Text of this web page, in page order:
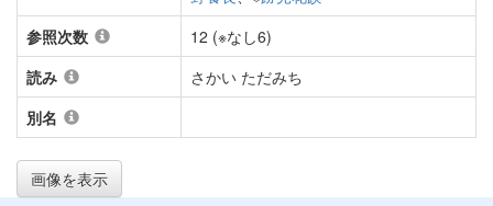
参照次数
12 (※なし6)
読み
さかい ただみち
別名
画像を表示